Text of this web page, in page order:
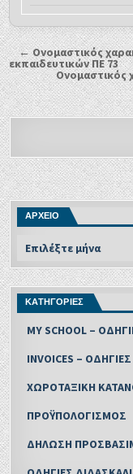
← Ονομαστικός
εκπαιδευτικών ΠΕ 73
Ονομαστικός
ΑΡΧΕΙΟ
ΚΑΤΗΓΟΡΙΕΣ
MY SCHOOL –
INVOICES – ΟΔΗΓΙΕΣ
ΧΩΡΟΤΑΞΙΚΗ
ΠΡΟΫΠΟΛΟΓΙΣΜΟΣ
ΔΗΛΩΣΗ